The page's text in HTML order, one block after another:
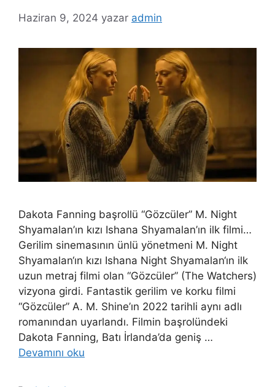
Haziran 9, 2024 yazar admin
Dakota Fanning başrollü “Gözcüler” M. Night
Shyamalan’ın kızı Ishana Shyamalan’ın ilk filmi…
Gerilim sinemasının ünlü yönetmeni M. Night
Shyamalan‘ın kızı Ishana Night Shyamalan‘ın ilk
uzun metraj filmi olan “Gözcüler” (The Watchers)
vizyona girdi. Fantastik gerilim ve korku filmi
“Gözcüler” A. M. Shine’ın 2022 tarihli aynı adlı
romanından uyarlandı. Filmin başrolündeki
Dakota Fanning, Batı İrlanda’da geniş …
Devamını oku